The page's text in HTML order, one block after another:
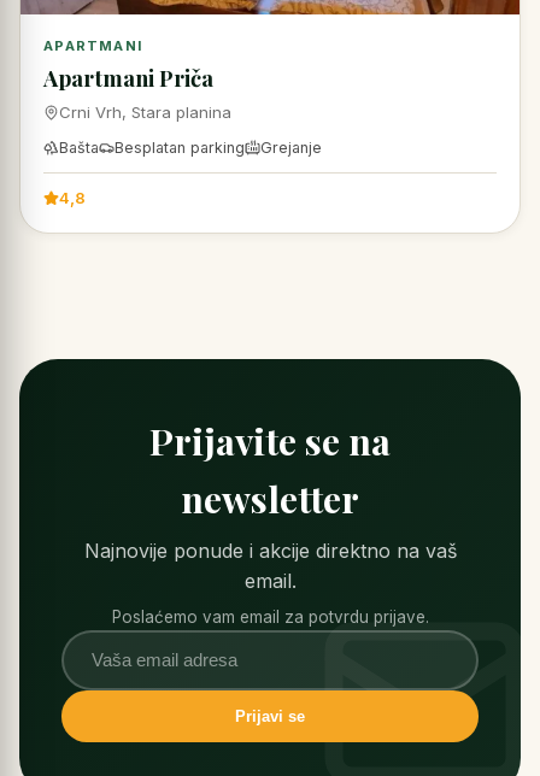
APARTMANI
Apartmani Priča
Crni Vrh, Stara planina
Bašta Besplatan parking Grejanje
4,8
Prijavite se na
newsletter
Najnovije ponude i akcije direktno na vaš
email.
Poslaćemo vam email za potvrdu prijave.
Prijavi se